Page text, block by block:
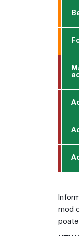
mod
poate